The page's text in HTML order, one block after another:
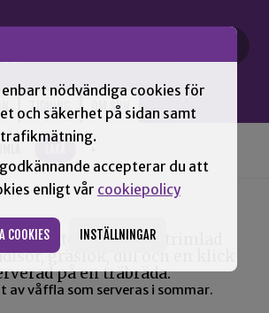
enbart nödvändiga cookies för
och säkerhet på sidan samt
accepterar du att
enligt vår cookiepolicy
COOKIES INSTÄLLNINGAR
TIDNING OM SNN
+
av våffla som serveras i sommar.